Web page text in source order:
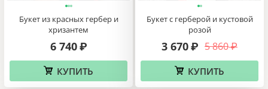
Букет из красных гербер и
хризантем
6 740 ₽
КУПИТЬ
Букет с герберой и кустовой
розой
5 860 ₽
3 670₽
КУПИТЬ